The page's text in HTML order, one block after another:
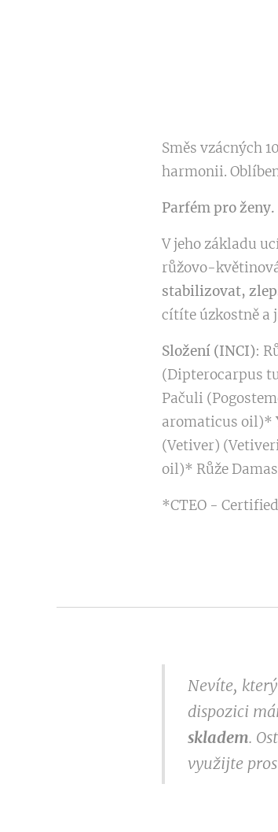
Směs vzácných
harmonii.
Parfém pro ženy.
V jeho základu
růžovo-
stabilizovat,
cítíte úzkostně a
Složení (INCI):
(Dipterocarpus
Pačuli
aromaticus oil)*
(Vetiver)
oil)* Růže
*CTEO -
Nevíte,
dispozici
skladem.
využijte